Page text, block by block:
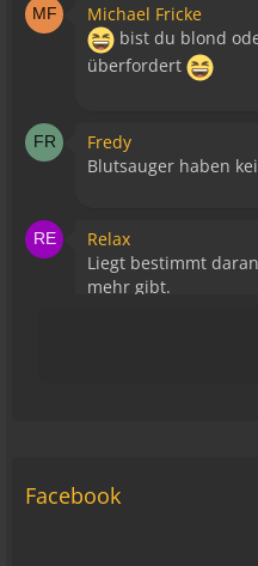
Michael Fricke
bist du blond
überfordert
Fredy
Blutsauger haben
Relax
Liegt bestimmt
mehr gibt.
Michael Fricke
Facebook